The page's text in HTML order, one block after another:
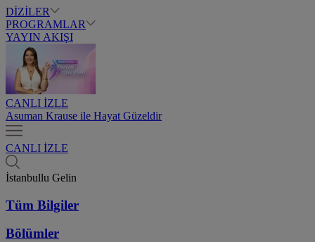
DİZİLER
PROGRAMLAR
YAYIN AKIŞI
CANLI İZLE
Asuman Krause ile Hayat Güzeldir
CANLI İZLE
İstanbullu Gelin
Tüm Bilgiler
Bölümler